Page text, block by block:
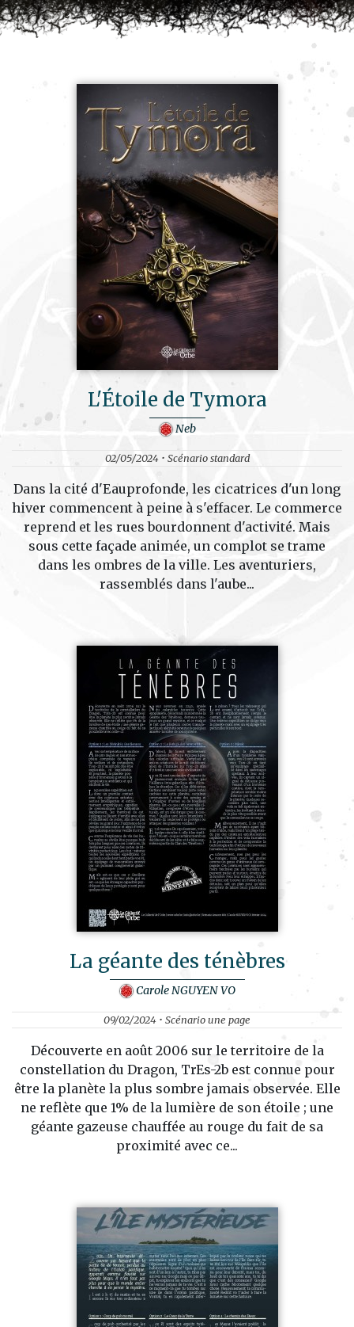
L'Étoile de Tymora
Neb
02/05/2024 • Scénario standard
Dans la cité d'Eauprofonde, les cicatrices d'un long
hiver commencent à peine à s'effacer. Le commerce
reprend et les rues bourdonnent d'activité. Mais
sous cette façade animée, un complot se trame
dans les ombres de la ville. Les aventuriers,
rassemblés dans l'aube...
La géante des ténèbres
Carole NGUYEN VO
09/02/2024 • Scénario une page
Découverte en août 2006 sur le territoire de la
constellation du Dragon, TrEs-2b est connue pour
être la planète la plus sombre jamais observée. Elle
ne reflète que 1% de la lumière de son étoile ; une
géante gazeuse chauffée au rouge du fait de sa
proximité avec ce...